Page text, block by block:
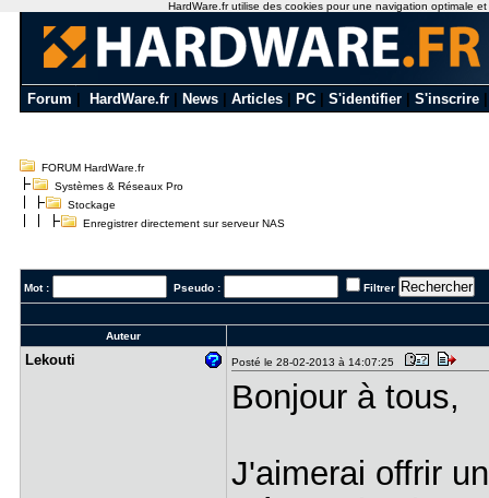
Forum HardWare.fr News Articles PC S'identifier S'inscrire
FORUM HardWare.fr
Systèmes & Réseaux Pro
Stockage
Enregistrer directement sur serveur NAS
Mot : Pseudo : Filtrer
Auteur
Lekouti Posté le 28-02-2013 à 14:07:25
Bonjour à tous,
J'aimerai offrir
HardWare.fr utilise des cookies pour une navigation optimale